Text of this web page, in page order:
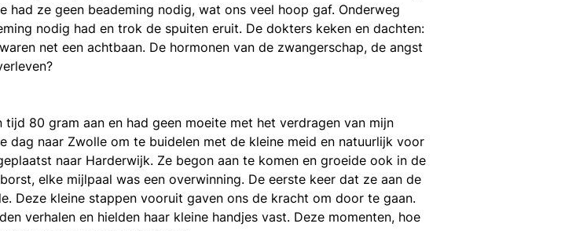
ze geen beademing nodig, wat ons veel hoop gaf. Onderweg
nodig had en trok de spuiten eruit. De dokters keken en dachten:
net een achtbaan. De hormonen van de zwangerschap, de angst
80 gram aan en had geen moeite met het verdragen van mijn
dag naar Zwolle om te buidelen met de kleine meid en natuurlijk voor
naar Harderwijk. Ze begon aan te komen en groeide ook in de
elke mijlpaal was een overwinning. De eerste keer dat ze aan de
Deze kleine stappen vooruit gaven ons de kracht om door te gaan.
verhalen en hielden haar kleine handjes vast. Deze momenten, hoe